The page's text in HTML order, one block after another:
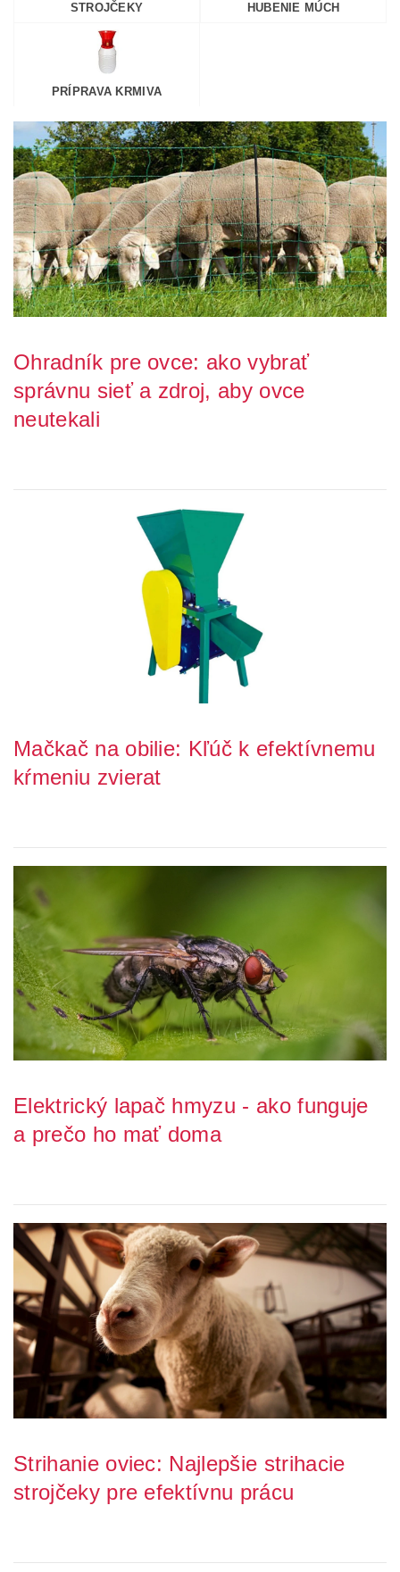
STROJČEKY HUBENIE MÚCH
PRÍPRAVA KRMIVA
Ohradník pre ovce: ako vybrať
správnu sieť a zdroj, aby ovce
neutekali
Mačkač na obilie: Kľúč k efektívnemu
kŕmeniu zvierat
Elektrický lapač hmyzu - ako funguje
a prečo ho mať doma
Strihanie oviec: Najlepšie strihacie
strojčeky pre efektívnu prácu